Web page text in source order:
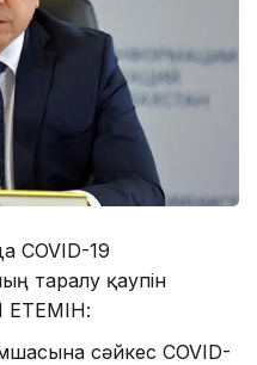
COVID-19
таралу қаупін
ЕТЕМІН:
сәйкес COVID-